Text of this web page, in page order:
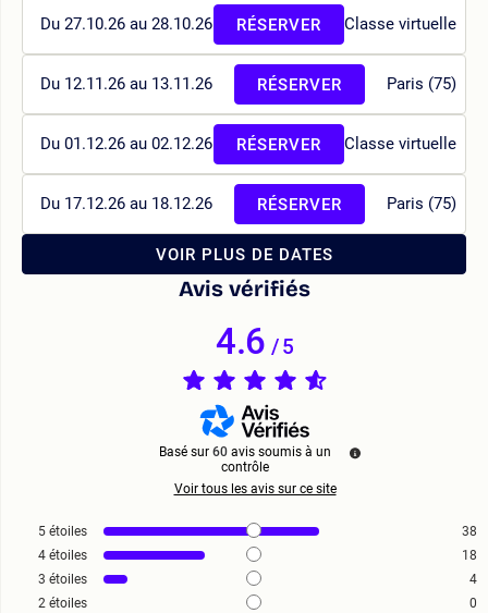
Du 27.10.26 au 28.10.26 Classe virtuelle
RÉSERVER
Du 12.11.26 au 13.11.26 Paris (75)
RÉSERVER
Du 01.12.26 au 02.12.26 Classe virtuelle
RÉSERVER
Du 17.12.26 au 18.12.26 Paris (75)
RÉSERVER
VOIR PLUS DE DATES
Avis vérifiés
4.6/5
Basé sur 60 avis soumis à un
contrôle
Voir tous les avis sur ce site
5 étoiles
38
4 étoiles
18
3 étoiles
4
2 étoiles
0